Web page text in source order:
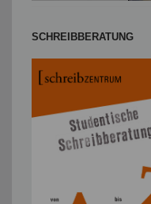
SCHREIBBERATUNG